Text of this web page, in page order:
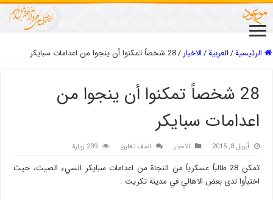
الرئيسية/العربیة/الاخبار/28 شخصاً تمكنوا أن ينجوا من اعدامات سبايكر
28 شخصاً تمكنوا أن ينجوا من
اعدامات سبايكر
أبريل 8, 2015 الاخبار اضف تعليق 239 زيارة
تمكن 28 طالباً عسكرياً من النجاة من اعدامات سبايكر السيء الصيت، حيث
اختبأوا لدى بعض الاهالي في مدينة تكريت .